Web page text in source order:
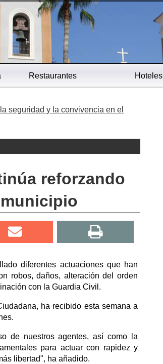
Restaurantes Hoteles
seguridad y la convivencia en el
reforzando
diferentes actuaciones que han
robos, daños, alteración del orden
con la Guardia Civil.
ha recibido esta semana a
de nuestros agentes, así como la
para actuar con rapidez y
libertad", ha añadido.